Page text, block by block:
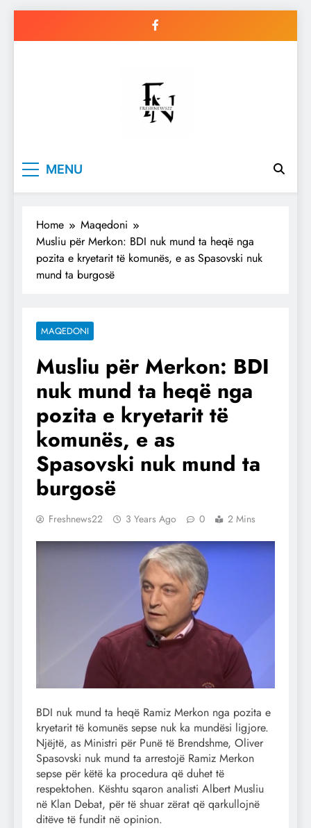
MENU
Home
Maqedoni
Musliu për Merkon: BDI nuk mund ta heqë nga
pozita e kryetarit të komunës, e as Spasovski nuk
mund ta burgosë
MAQEDONI
Musliu për Merkon: BDI
nuk mund ta heqë nga
pozita e kryetarit të
komunës, e as
Spasovski nuk mund ta
burgosë
Freshnews22 3 Years Ago 0 2 Mins
BDI nuk mund ta heqë Ramiz Merkon nga pozita e
kryetarit të komunës sepse nuk ka mundësi ligjore.
Njëjtë, as Ministri për Punë të Brendshme, Oliver
Spasovski nuk mund ta arrestojë Ramiz Merkon
sepse për këtë ka procedura që duhet të
respektohen. Kështu sqaron analisti Albert Musliu
në Klan Debat, për të shuar zërat që qarkullojnë
ditëve të fundit në opinion.